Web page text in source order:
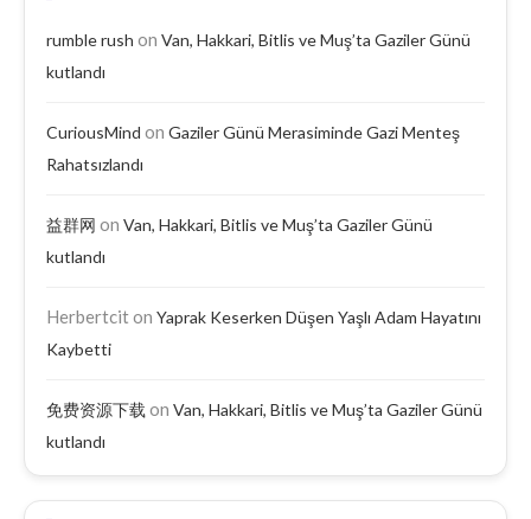
rumble rush on Van, Hakkari, Bitlis ve Muş’ta Gaziler Günü
kutlandı
CuriousMind on Gaziler Günü Merasiminde Gazi Menteş
Rahatsızlandı
益群网 on Van, Hakkari, Bitlis ve Muş’ta Gaziler Günü
kutlandı
Herbertciton Yaprak Keserken Düşen Yaşlı Adam Hayatını
Kaybetti
免费资源下载 on Van, Hakkari, Bitlis ve Muş’ta Gaziler Günü
kutlandı